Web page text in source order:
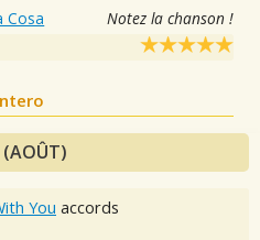
Cosa Notez la chanson !
(AOÛT)
You accords